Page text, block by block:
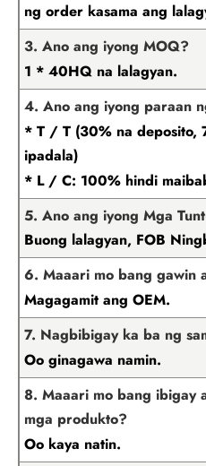
ng order kasama ang
3. Ano ang iyong MOQ?
1 * 40HQ na lalagyan.
4. Ano ang iyong paraan
* T / T (30% na deposito,
ipadala)
* L / C: 100% hindi
5. Ano ang iyong Mga
Buong lalagyan, FOB
6. Maaari mo bang gawin
Magagamit ang OEM.
7. Nagbibigay ka ba ng
Oo ginagawa namin.
8. Maaari mo bang ibigay
mga produkto?
Oo kaya natin.